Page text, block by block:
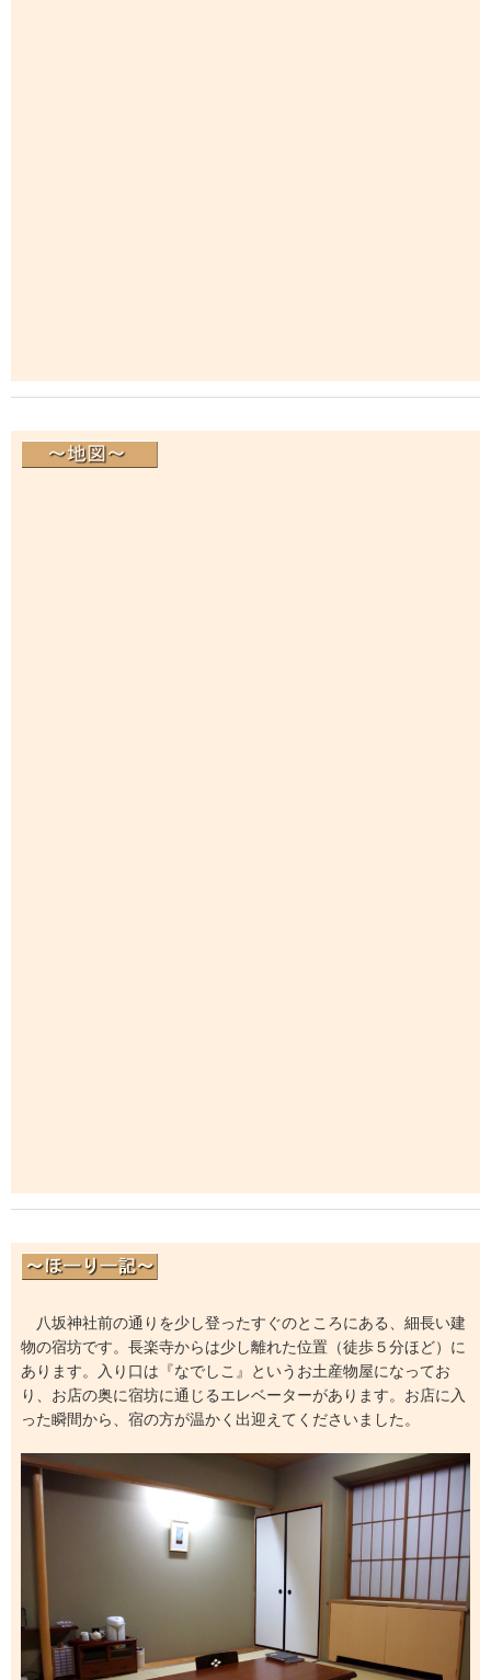
八坂神社前の通りを少し登ったすぐのところにある、細長い建
物の宿坊です。長楽寺からは少し離れた位置（徒歩５分ほど）に
あります。入り口は『なでしこ』というお土産物屋になってお
り、お店の奥に宿坊に通じるエレベーターがあります。お店に入
った瞬間から、宿の方が温かく出迎えてくださいました。